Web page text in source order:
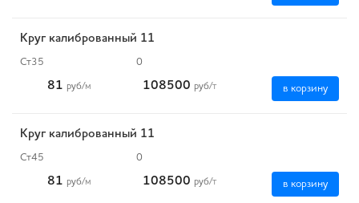
Круг калиброванный 11
Ст35 0
81 руб/м 108500 руб/т в корзину
Круг калиброванный 11
Ст45 0
81 руб/м 108500 руб/т в корзину